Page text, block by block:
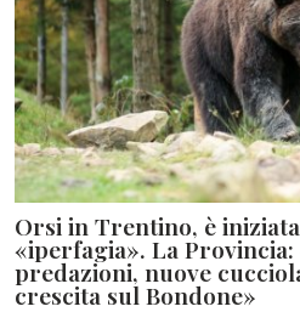
Orsi in Trentino, è
«iperfagia». La Provincia:
predazioni, nuove
crescita sul Bondone»